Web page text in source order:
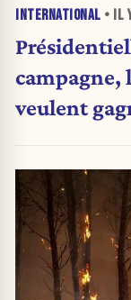
INTERNATIONAL • IL
campagne,
veulent